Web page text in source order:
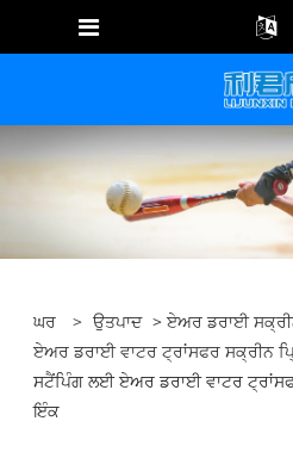
ਘਰ > ਉਤਪਾਦ >ਏਅਰ ਡਰਾਈ
ਏਅਰ ਡਰਾਈ ਵਾਟਰ ਟ੍ਰਾਂਸਫਰ ਸਕ੍ਰੀਨ
ਸਟੈਂਪਿੰਗ ਲਈ ਏਅਰ ਡਰਾਈ ਵਾਟਰ
ਇੰਕ